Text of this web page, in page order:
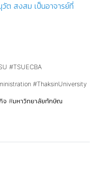
วัต สงสม เป็นอาจารย์ที่
#TSUECBA
#ThaksinUniversity
จ #มหาวิทยาลัยทักษิณ